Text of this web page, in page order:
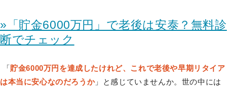
»「貯金6000万円」で老後は安泰？無料診
断でチェック
「貯金6000万円を達成したけれど、これで老後や早期リタイア
は本当に安心なのだろうか」と感じていませんか。世の中には